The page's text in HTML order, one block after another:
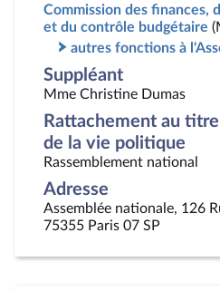
Commission des finances,
et du contrôle budgétaire
autres fonctions à
Suppléant
Mme Christine Dumas
Rattachement au
de la vie politique
Rassemblement national
Adresse
Assemblée nationale, 126
75355 Paris 07 SP